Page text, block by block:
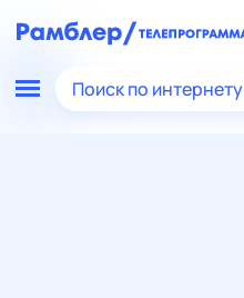
Поиск по интернету